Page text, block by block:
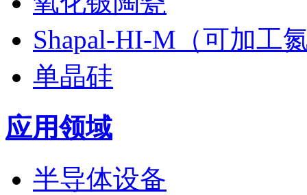
Shapal-HI-M（可加工
单晶硅
应用领域
半导体设备